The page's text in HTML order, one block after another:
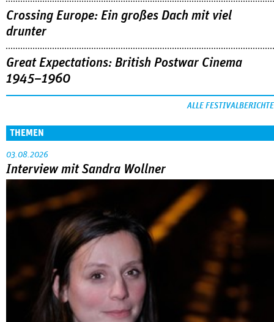
Crossing Europe: Ein großes Dach mit viel
drunter
Great Expectations: British Postwar Cinema
1945–1960
ALLE FESTIVALBERICHTE
THEMEN
03.08.2026
Interview mit Sandra Wollner